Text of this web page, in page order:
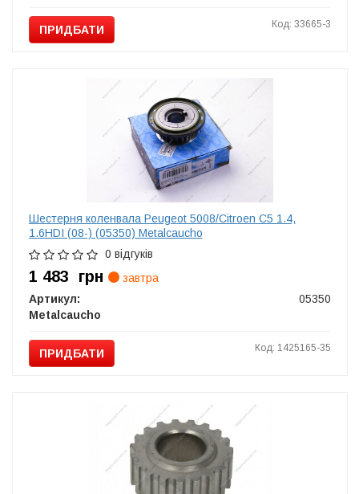
ПРИДБАТИ Код: 33665-3
Шестерня коленвала Peugeot 5008/Citroen C5 1.4,
1.6HDI (08-) (05350) Metalcaucho
0 відгуків
1 483 грн
завтра
Артикул:
05350
Metalcaucho
ПРИДБАТИ Код: 1425165-35